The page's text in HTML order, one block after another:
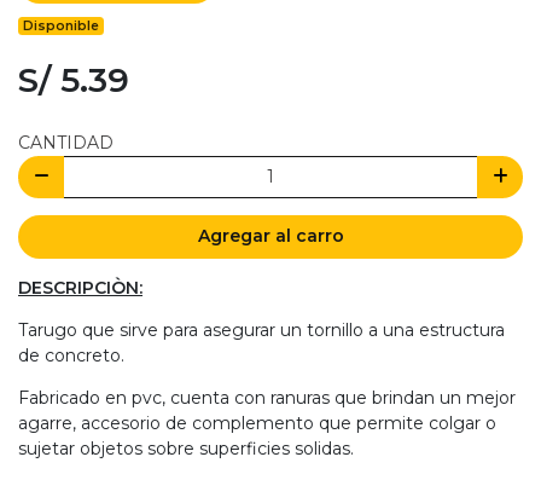
Disponible
S/ 5.39
CANTIDAD
Agregar al carro
DESCRIPCIÒN:
Tarugo que sirve para asegurar un tornillo a una estructura
de concreto.
Fabricado en pvc, cuenta con ranuras que brindan un mejor
agarre, accesorio de complemento que permite colgar o
sujetar objetos sobre superficies solidas.